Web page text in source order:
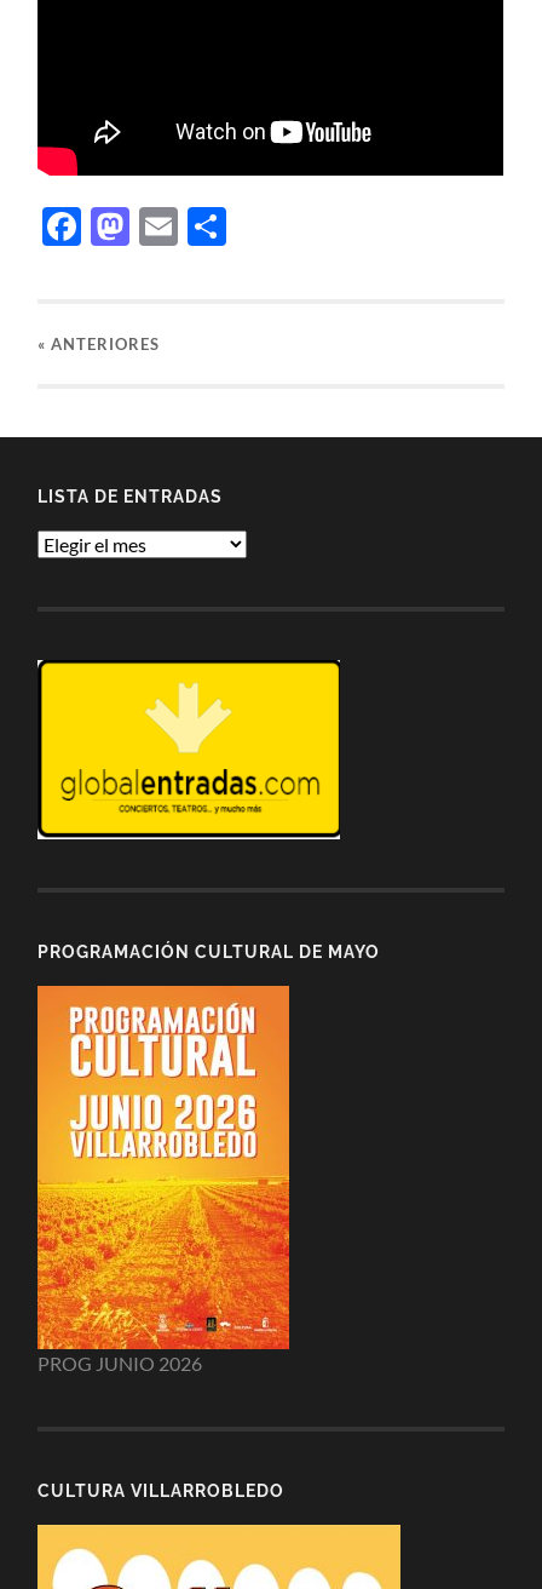
Facebook
Mastodon
Email
«ANTERIORES
LISTA DE ENTRADAS
Lista
PROGRAMACIÓN CULTURAL DE MAYO
PROG JUNIO 2026
CULTURA VILLARROBLEDO